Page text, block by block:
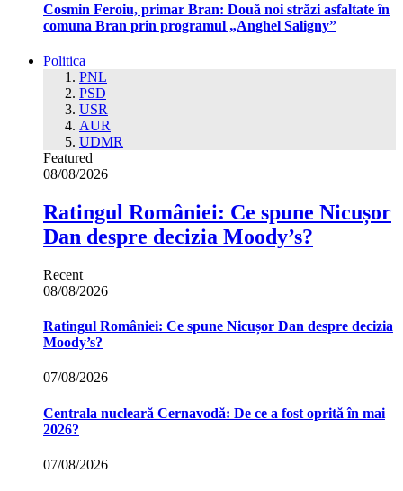
Cosmin Feroiu, primar Bran: Două noi străzi asfaltate în
comuna Bran prin programul „Anghel Saligny”
Politica
PNL
PSD
USR
AUR
UDMR
Featured
08/08/2026
Ratingul României: Ce spune Nicușor
Dan despre decizia Moody’s?
Recent
08/08/2026
Ratingul României: Ce spune Nicușor Dan despre decizia
Moody’s?
07/08/2026
Centrala nucleară Cernavodă: De ce a fost oprită în mai
2026?
07/08/2026